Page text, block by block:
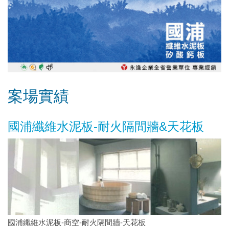
案場實績
國浦纖維水泥板-耐火隔間牆&天花板
國浦纖維水泥板-商空-耐火隔間牆-天花板